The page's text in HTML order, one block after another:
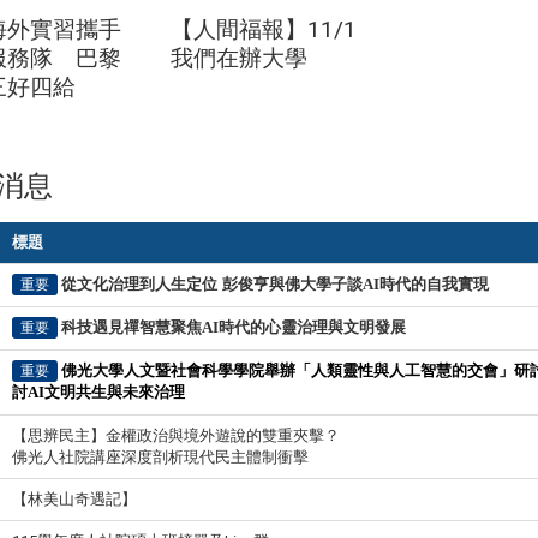
外實習攜手
務隊 巴黎
好四給
【人間福報】11/1
我們在辦大學
息
標題
重要 從文化治理到人生定位 彭俊亨與佛大學子談AI時代的自我實現
重要 科技遇見禪智慧聚焦AI時代的心靈治理與文明發展
重要 佛光大學人文暨社會科學學院舉辦 「人類靈性與人工智慧的交會」研
討AI文明共生與未來治理
【思辨民主】金權政治與境外遊說的雙重夾擊？
佛光人社院講座深度剖析現代民主體制衝擊
【林美山奇遇記】